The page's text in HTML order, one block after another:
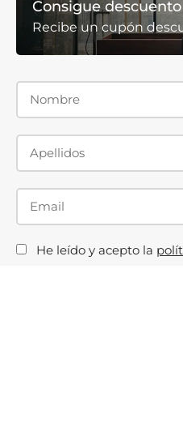
Consigue
Recibe un cupón
He leído y acepto la